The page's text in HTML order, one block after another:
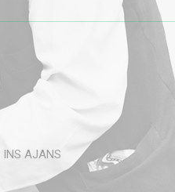
INS AJANS